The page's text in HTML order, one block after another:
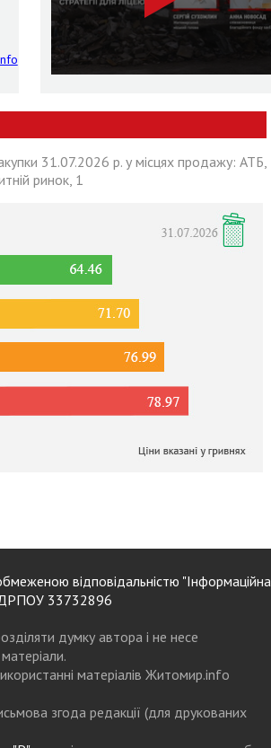
31.07.2026 р. у місцях продажу: АТБ,
ринок, 1
відповідальністю "Інформаційна
33732896
думку автора і не несе
матеріалів Житомир.info
згода редакції (для друкованих